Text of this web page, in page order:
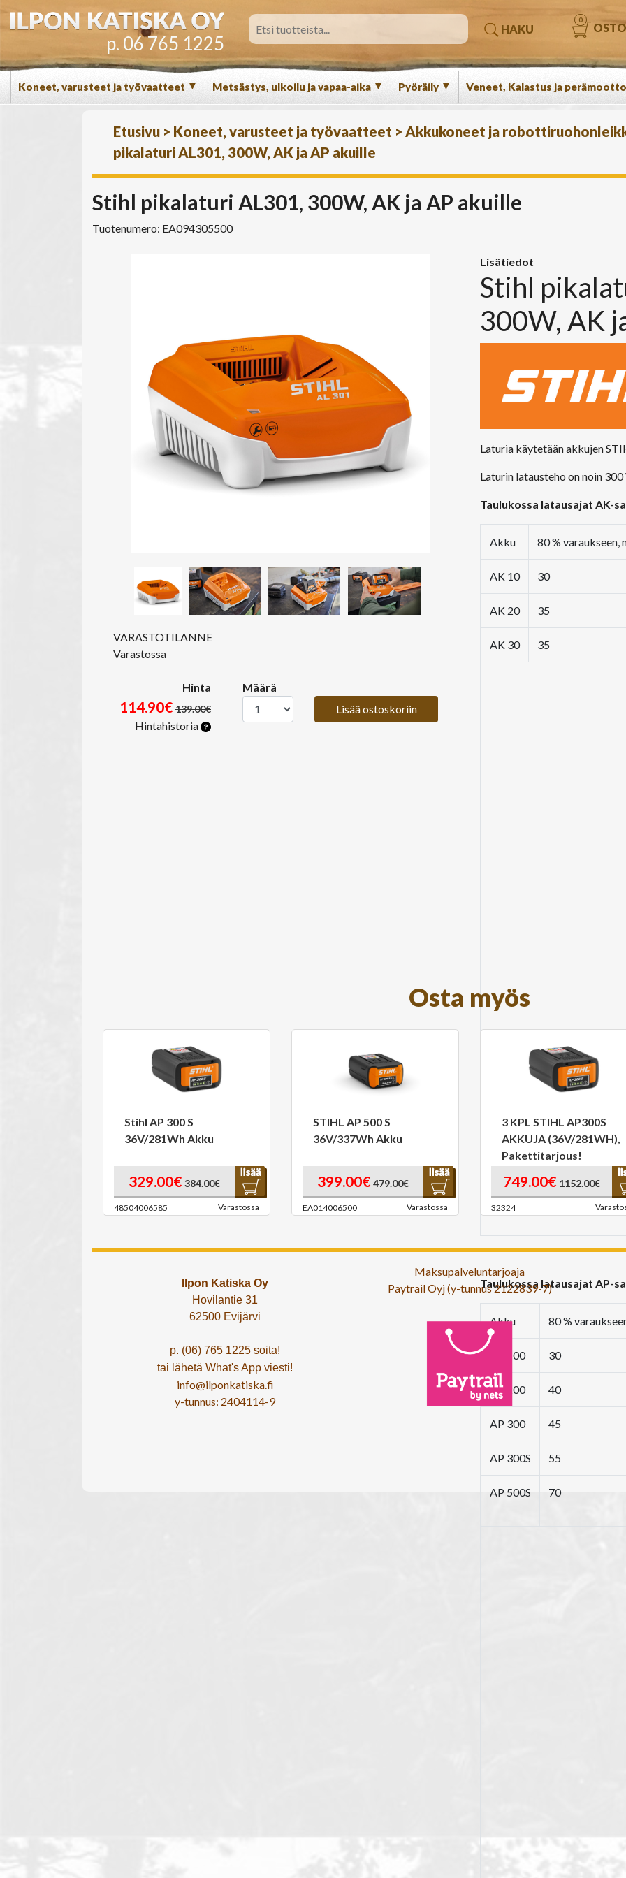
p. 06 765 1225
HAKU
0
Koneet, varusteet ja työvaatteet ▼ Metsästys, ulkoilu ja vapaa-aika ▼ Pyöräily ▼ Veneet, Kalastus ja
Etusivu > Koneet, varusteet ja työvaatteet > Akkukoneet ja
pikalaturi AL301, 300W, AK ja AP akuille
Stihl pikalaturi AL301, 300W, AK ja AP akuille
Tuotenumero: EA094305500
VARASTOTILANNE
Varastossa
Hinta
114.90€ 139.00€
Hintahistoria
Määrä
Lisää ostoskoriin
Lisätiedot
Stihl
300W, AK
Laturia käytetään akkujen
Laturin latausteho on noin 300
Taulukossa latausajat AK-
Akku 80 % varaukseen,
AK 10 30
AK 20 35
AK 30 35
Taulukossa latausajat AP-
Akku 80 %
AP 100 30
AP 200 40
AP 300 45
AP 300S 55
AP 500S 70
Osta myös
Stihl AP 300 S
36V/281Wh Akku
329.00€ 384.00€
48504006585 Varastossa
STIHL AP 500 S
36V/337Wh Akku
399.00€ 479.00€
EA014006500 Varastossa
3 KPL STIHL AP300S
AKKUJA (36V/281WH),
Pakettitarjous!
749.00€ 1152.00€
32324
Ilpon Katiska Oy
Hovilantie 31
62500 Evijärvi
p. (06) 765 1225 soita!
tai lähetä What's App viesti!
info@ilponkatiska.fi
y-tunnus: 2404114-9
Maksupalveluntarjoaja
Paytrail Oyj (y-tunnus 2122839-7)